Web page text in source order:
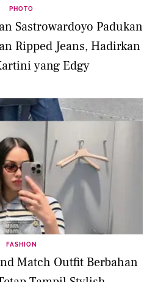
PHOTO
Sastrowardoyo Padukan
Ripped Jeans, Hadirkan
yang Edgy
FASHION
Match Outfit Berbahan